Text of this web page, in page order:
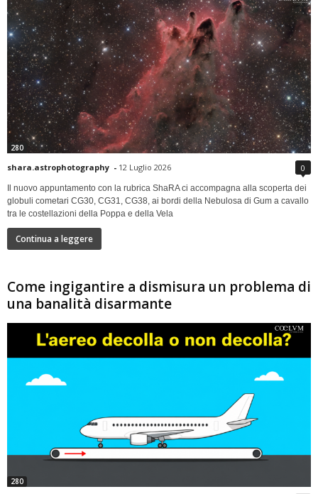
280
shara.astrophotography - 12 Luglio 2026 0
Il nuovo appuntamento con la rubrica ShaRA ci accompagna alla scoperta dei
globuli cometari CG30, CG31, CG38, ai bordi della Nebulosa di Gum a cavallo
tra le costellazioni della Poppa e della Vela
Continua a leggere
Come ingigantire a dismisura un problema di
una banalità disarmante
280